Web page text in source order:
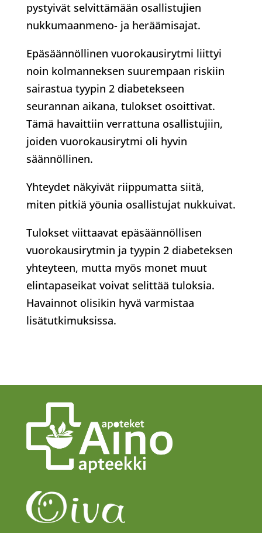
pystyivät selvittämään osallistujien
nukkumaanmeno- ja heräämisajat.
Epäsäännöllinen vuorokausirytmi liittyi
noin kolmanneksen suurempaan riskiin
sairastua tyypin 2 diabetekseen
seurannan aikana, tulokset osoittivat.
Tämä havaittiin verrattuna osallistujiin,
joiden vuorokausirytmi oli hyvin
säännöllinen.
Yhteydet näkyivät riippumatta siitä,
miten pitkiä yöunia osallistujat nukkuivat.
Tulokset viittaavat epäsäännöllisen
vuorokausirytmin ja tyypin 2 diabeteksen
yhteyteen, mutta myös monet muut
elintapaseikat voivat selittää tuloksia.
Havainnot olisikin hyvä varmistaa
lisätutkimuksissa.